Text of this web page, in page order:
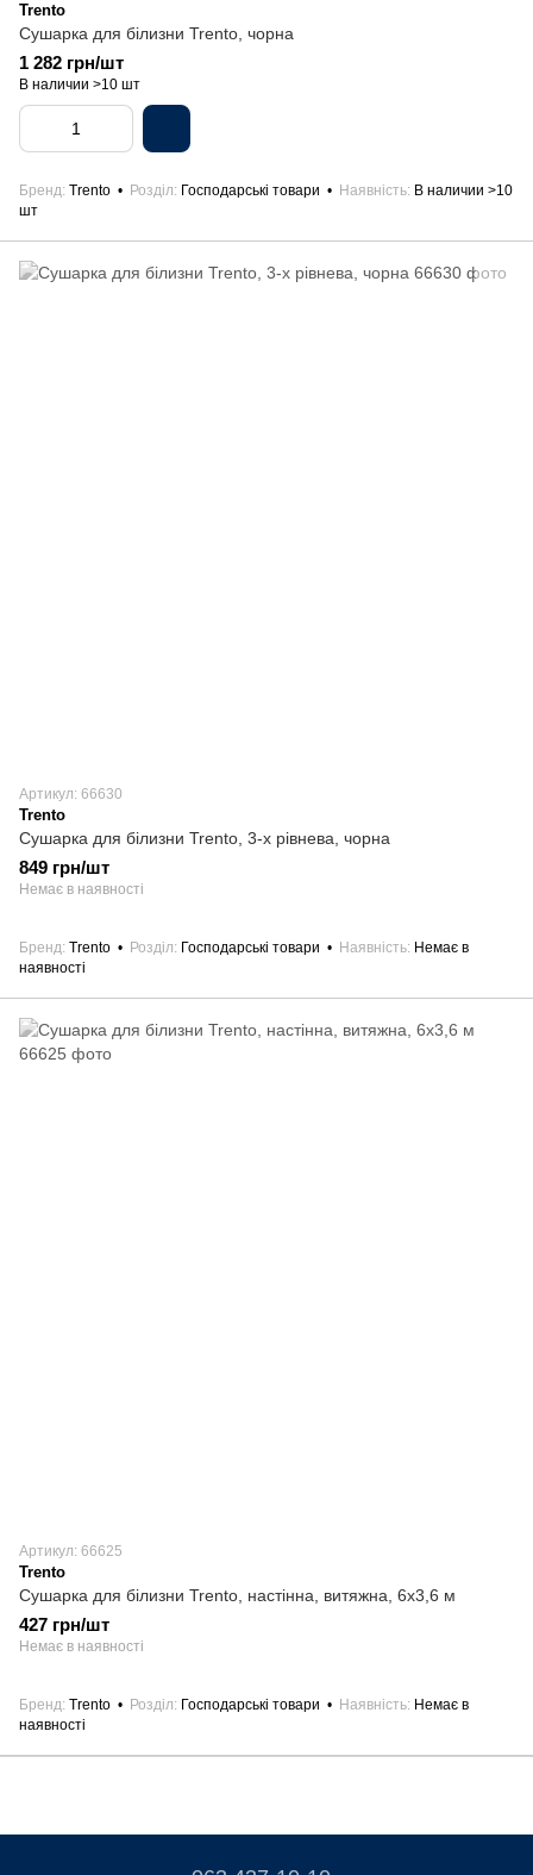
Trento
Сушарка для білизни Trento, чорна
1 282 грн/шт
В наличии >10 шт
Бренд Trento Розділ Господарські товари Наявність В наличии >10
шт
Артикул: 66630
Trento
Сушарка для білизни Trento, 3-х рівнева, чорна
849 грн/шт
Немає в наявності
Бренд Trento Розділ Господарські товари Наявність Немає в
наявності
Артикул: 66625
Trento
Сушарка для білизни Trento, настінна, витяжна, 6х3,6 м
427 грн/шт
Немає в наявності
Бренд Trento Розділ Господарські товари Наявність Немає в
наявності